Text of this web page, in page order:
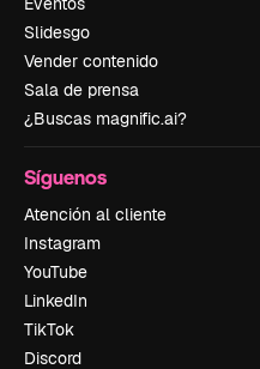
Slidesgo
Vender contenido
Sala de prensa
¿Buscas magnific.ai?
Síguenos
Atención al cliente
Instagram
YouTube
LinkedIn
TikTok
Discord